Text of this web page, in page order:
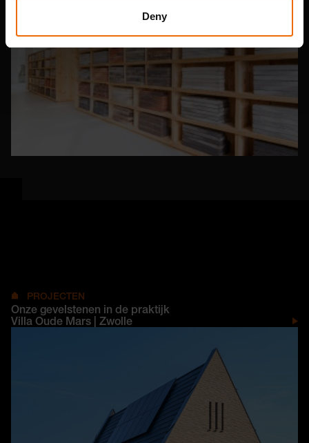
Deny
PROJECTEN
Onze gevelstenen in de praktijk
Villa Oude Mars | Zwolle